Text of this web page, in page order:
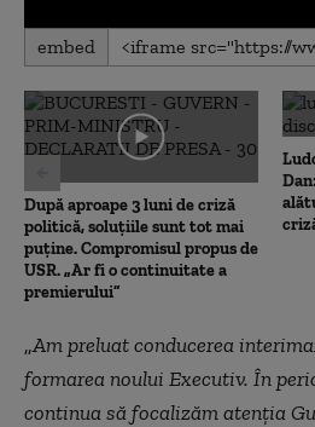
0
seconds
0
seconds
embed
După aproape 3 luni de criză
politică, soluțiile sunt tot mai
puține. Compromisul propus de
USR. „Ar fi o continuitate a
premierului”
„Am preluat conducerea
formarea noului Executiv. În
continua să focalizăm atenția